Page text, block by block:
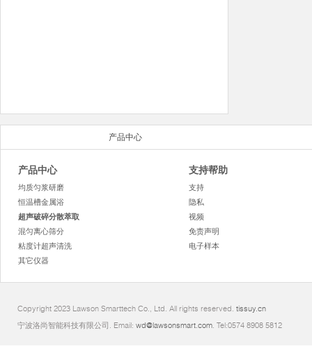
产品中心
产品中心
均质匀浆研磨
恒温槽金属浴
超声破碎分散萃取
混匀离心筛分
粘度计超声清洗
其它仪器
支持帮助
支持
隐私
视频
免责声明
电子样本
Copyright 2023 Lawson Smarttech Co., Ltd. All rights reserved. tissuy.cn
宁波洛尚智能科技有限公司. Email: wd@lawsonsmart.com. Tel:0574 8908 5812